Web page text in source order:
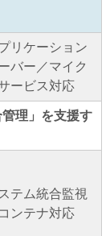
リケーション
バー／マイク
ービス対応
管理」を支援す
テム統合監視
ンテナ対応